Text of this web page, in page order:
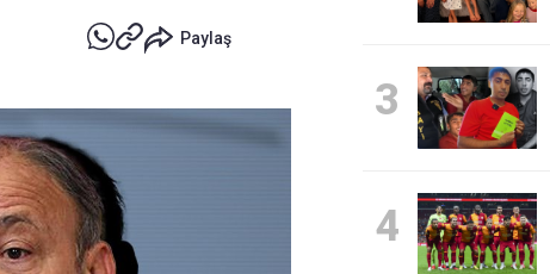
Paylaş
3
4